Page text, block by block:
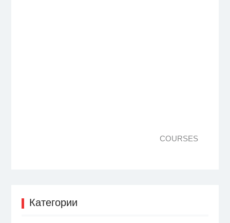
COURSES
Категории